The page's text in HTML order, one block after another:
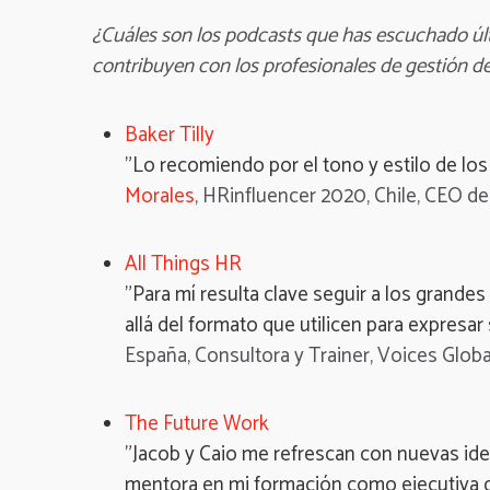
¿Cuáles son los podcasts que has escuchado
contribuyen con los profesionales de gestión
Baker Tilly
"Lo recomiendo por el tono y estilo de
Morales, HRinfluencer 2020, Chile, CEO
All Things HR
"Para mí resulta clave seguir a los
allá del formato que utilicen para
España, Consultora y Trainer, Voices
The Future Work
"Jacob y Caio me refrescan con nuevas